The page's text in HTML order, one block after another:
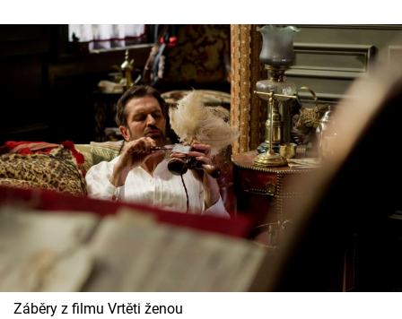
Záběry z filmu Vrtěti ženou